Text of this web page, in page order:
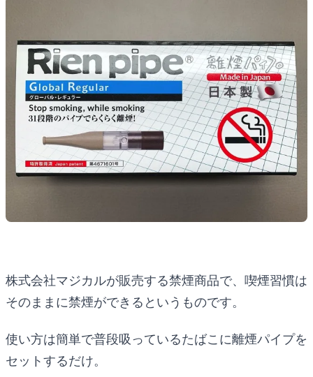
株式会社マジカルが販売する禁煙商品で、喫煙習慣は
そのままに禁煙ができるというものです。
使い方は簡単で普段吸っているたばこに離煙パイプを
セットするだけ。